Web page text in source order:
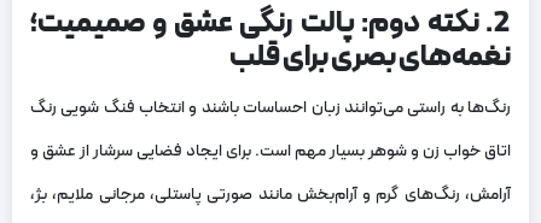
2. نکته دوم: پالت رنگی عشق و صمیمیت؛
نغمه‌های بصری برای قلب
رنگ‌ها به راستی می‌توانند زبان احساسات باشند و انتخاب فنگ شویی رنگ
اتاق خواب زن و شوهر بسیار مهم است. برای ایجاد فضایی سرشار از عشق و
آرامش، رنگ‌های گرم و آرام‌بخش مانند صورتی پاستلی، مرجانی ملایم، بژ،